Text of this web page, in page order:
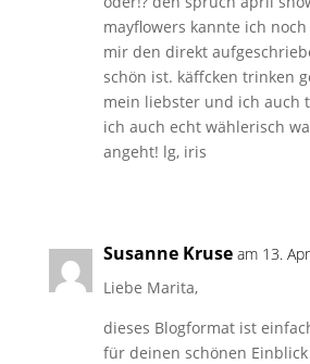
mayflowers kannte ich
mir den direkt
schön ist. käffcken trinken
mein liebster und ich auch
ich auch echt wählerisch
angeht! lg, iris
Susanne Kruse am 13.
Liebe Marita,
dieses Blogformat ist
für deinen schönen